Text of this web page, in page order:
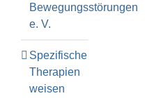
Bewegungsstörungen
e. V.
Spezifische
Therapien
weisen